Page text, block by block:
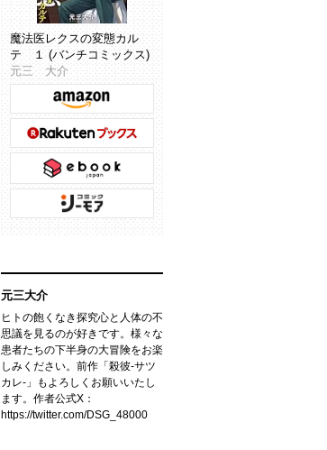
魔法医レクスの変態カル
テ １ (バンチコミックス)
元三 大介
元三大介
ヒトの飽くなき探究心と人体の不
思議を見るのが好きです。様々な
患者たちの下半身の大冒険をお楽
しみください。前作「殺彼-サツ
カレ-」もよろしくお願いいたし
ます。作者公式X：
https://twitter.com/DSG_48000